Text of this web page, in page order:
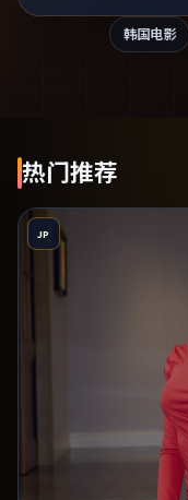
韩国电影
热门推荐
JP